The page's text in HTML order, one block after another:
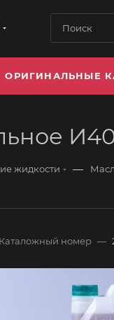
ОРИГИНАЛЬНЫЕ
жидкости —
Каталожный номер —